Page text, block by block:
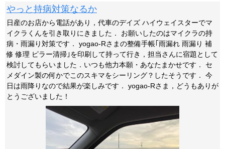
やっと持病対策なるか
日産のお店から電話があり，代車のデイズ ハイウェイスターでマ
イクラくんを引き取りにきました． お願いしたのはマイクラの持
病・雨漏り対策です． yogao-Rさまの整備手帳｢雨漏れ 雨漏り 補
修 修理 ピラー清掃｣を印刷して持って行き，担当さんに宿題として
検討してもらいました．いつも他力本願・あなたまかせです． セ
メダイン製の何かでこのスキマをシーリング？したそうです． 今
日は雨降りなので結果が楽しみです． yogao-Rさま，どうもありが
とうございました！